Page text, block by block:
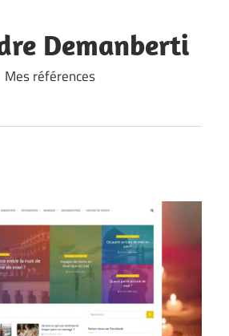
Demanberti
Mes références